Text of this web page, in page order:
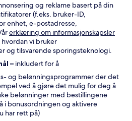
og reklame basert på din
(f.eks. bruker-ID,
enhet, e-postadresse,
erklæring om informasjonskapsler
vi bruker
og tilsvarende sporingsteknologi.
– inkludert for å
og belønningsprogrammer der det
ved å gjøre det mulig for deg å
belønninger med bestillingene
i bonusordningen og aktivere
har rett på)